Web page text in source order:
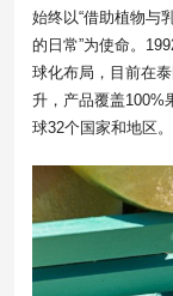
始终以“借助植物与
的日常”为使命。
球化布局，目前在
升，产品覆盖100%
球32个国家和地区。